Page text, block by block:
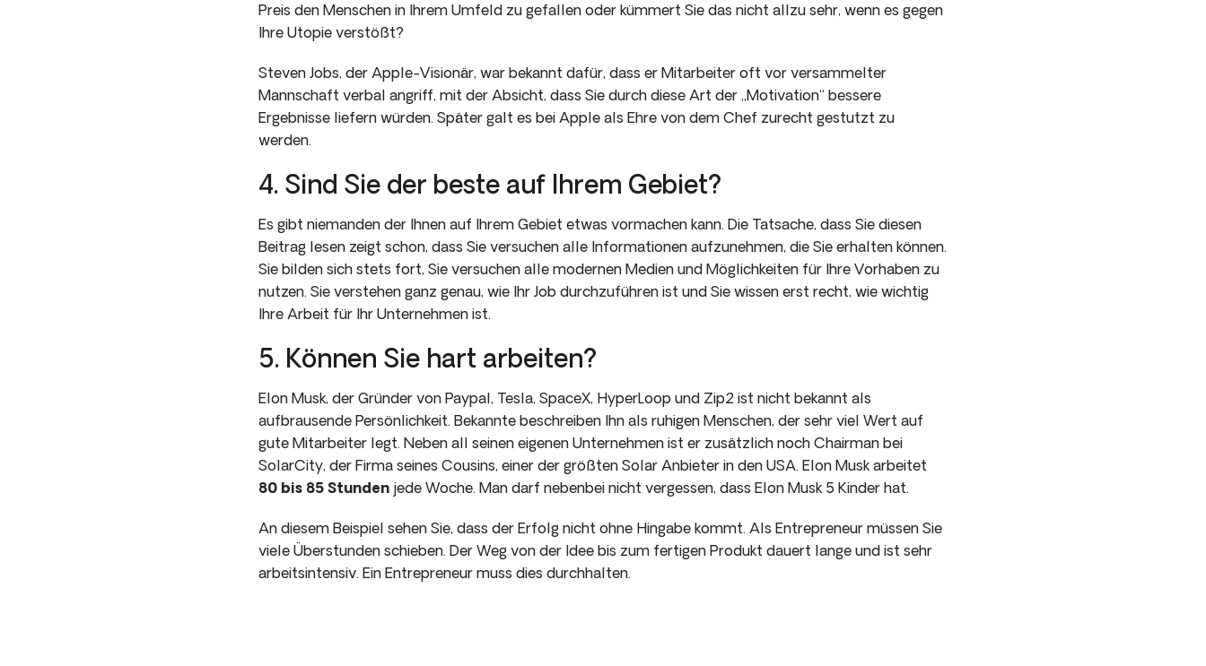
Preis den Menschen in Ihrem Umfeld zu gefallen oder kümmert Sie das nicht allzu sehr, wenn es gegen
Ihre Utopie verstößt?
Steven Jobs, der Apple-Visionär, war bekannt dafür, dass er Mitarbeiter oft vor versammelter
Mannschaft verbal angriff, mit der Absicht, dass Sie durch diese Art der „Motivation“ bessere
Ergebnisse liefern würden. Später galt es bei Apple als Ehre von dem Chef zurecht gestutzt zu
werden.
4. Sind Sie der beste auf Ihrem Gebiet?
Es gibt niemanden der Ihnen auf Ihrem Gebiet etwas vormachen kann. Die Tatsache, dass Sie diesen
Beitrag lesen zeigt schon, dass Sie versuchen alle Informationen aufzunehmen, die Sie erhalten können.
Sie bilden sich stets fort, Sie versuchen alle modernen Medien und Möglichkeiten für Ihre Vorhaben zu
nutzen. Sie verstehen ganz genau, wie Ihr Job durchzuführen ist und Sie wissen erst recht, wie wichtig
Ihre Arbeit für Ihr Unternehmen ist.
5. Können Sie hart arbeiten?
Elon Musk, der Gründer von Paypal, Tesla, SpaceX, HyperLoop und Zip2 ist nicht bekannt als
aufbrausende Persönlichkeit. Bekannte beschreiben Ihn als ruhigen Menschen, der sehr viel Wert auf
gute Mitarbeiter legt. Neben all seinen eigenen Unternehmen ist er zusätzlich noch Chairman bei
SolarCity, der Firma seines Cousins, einer der größten Solar Anbieter in den USA. Elon Musk arbeitet
80 bis 85 Stunden jede Woche. Man darf nebenbei nicht vergessen, dass Elon Musk 5 Kinder hat.
An diesem Beispiel sehen Sie, dass der Erfolg nicht ohne Hingabe kommt. Als Entrepreneur müssen Sie
viele Überstunden schieben. Der Weg von der Idee bis zum fertigen Produkt dauert lange und ist sehr
arbeitsintensiv. Ein Entrepreneur muss dies durchhalten.